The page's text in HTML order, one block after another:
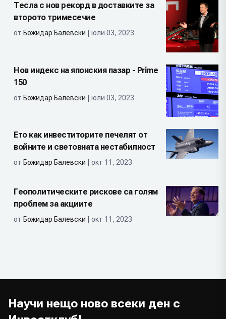
Тесла с нов рекорд в доставките за
второто тримесечие
от Божидар Балевски | юли 03, 2023
Нов индекс на японския пазар - Prime
150
от Божидар Балевски | юли 03, 2023
Ето как инвеститорите печелят от
войните и световната нестабилност
от Божидар Балевски | окт 11, 2023
Геополитическите рискове са голям
проблем за акциите
от Божидар Балевски | окт 11, 2023
Научи нещо ново всеки ден с